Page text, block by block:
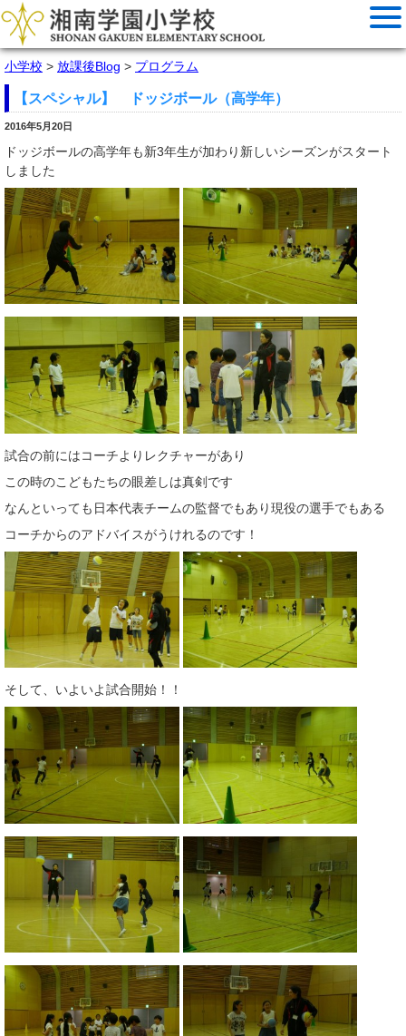
小学校 > 放課後Blog > プログラム
【スペシャル】 ドッジボール（高学年）
2016年5月20日
ドッジボールの高学年も新3年生が加わり新しいシーズンがスタート
しました
試合の前にはコーチよりレクチャーがあり
この時のこどもたちの眼差しは真剣です
なんといっても日本代表チームの監督でもあり現役の選手でもある
コーチからのアドバイスがうけれるのです！
そして、いよいよ試合開始！！